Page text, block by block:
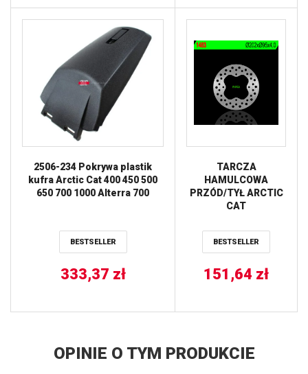
2506-234 Pokrywa plastik
kufra Arctic Cat 400 450 500
650 700 1000 Alterra 700
BESTSELLER
333,37 zł
TARCZA
HAMULCOWA
PRZÓD/TYŁ ARCTIC
CAT
’12-’15 (202X95X4)
(4X8,5MM) NG
BESTSELLER
151,64 zł
OPINIE O TYM PRODUKCIE